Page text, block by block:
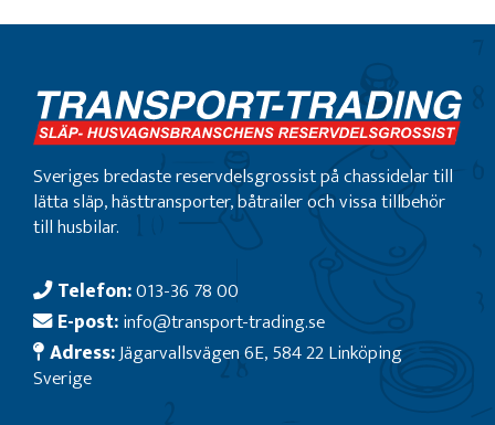
Sveriges bredaste reservdelsgrossist på chassidelar till
lätta släp, hästtransporter, båtrailer och vissa tillbehör
till husbilar.
Telefon:013-36 78 00
E-post:info@transport-trading.se
Adress:Jägarvallsvägen 6E, 584 22 Linköping
Sverige